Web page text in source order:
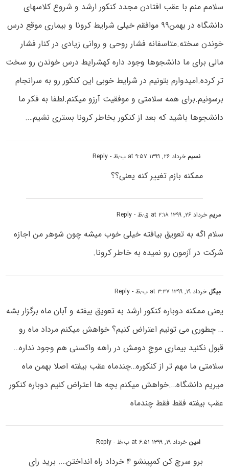
سلامم منم با عقب افتادن مجدد کنکور ارشد و شروع کلاسهای
دانشگاه در بهمن۹۹ موافقم خیلی شرایط کرونا و بیماری موقع درس
خوندن سخته.متاسفانه فشار روحی و روانی زیادی در کنار فشار
مالی برای ما دانشجوها وجود داره کهشرایط درس خوندن رو سخت
تر کرده.امیدوارم بتونیم در شرایط خوبی این کنکور رو به سرانجام
برسونیم.برای همه سلامتی و موفقیت آرزو میکنم.لطفا به فکر ما
دانشجوها باشید که بعد از کنکور بخاطر کرونا بستری نشیم….
نسیم خرداد ۲۶, ۱۳۹۹ at ۹:۵۷ ب٫ظ - Reply
ممکنه بازم تغییر کنه یعنی؟؟
مریم خرداد ۲۶, ۱۳۹۹ at ۲:۱۸ ق٫ظ - Reply
سلام اگه به تعویق بیافته خیلی خوب میشه چون شوهر من اجازه
شرکت در آزمون رو نمیده به خاطر کرونا.
مِیگُل خرداد ۱۹, ۱۳۹۹ at ۳:۳۷ ب٫ظ - Reply
یعنی ممکنه دوباره کنکور ارشد به تعویق بیفته و آبان ماه برگزار بشه
… چطوری می تونیم اعتراض کنیم؟ خواهش میکنم مرداد ماه رو
قبول نکنید بیماری موجِ دومش در راهه واکسنی هم وجود نداره…
سلامتی ما مهم تر از کنکوره…چندماه عقب بیفته اصلا بهمن ماه
میریم دانشگاه….خواهش میکنم بچه ها اعتراض کنیم دوباره کنکور
عقب بیفته فقط فقط چندماه
امین خرداد ۱۹, ۱۳۹۹ at ۶:۵۱ ب٫ظ - Reply
برو سرچ کن کمپینشو ۴ خرداد راه انداختن…. برید رای